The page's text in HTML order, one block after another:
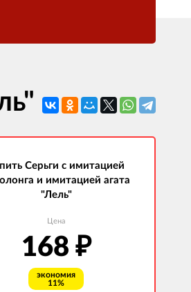
Серьги с имитацией
и имитацией агата
"Лель"
Цена
168 ₽
экономия
11%